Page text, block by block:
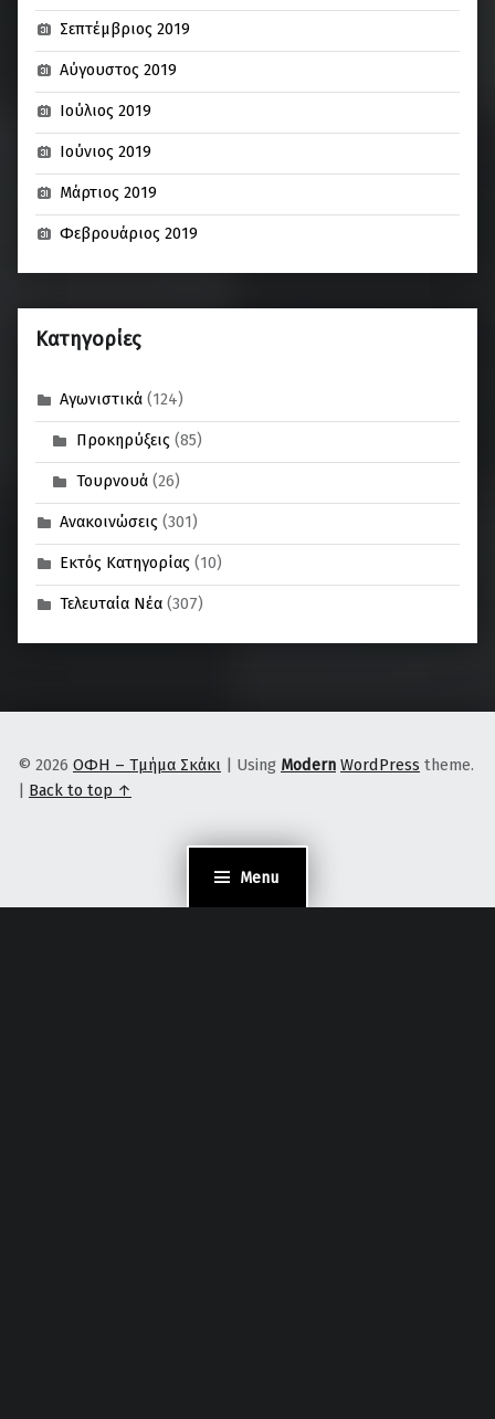
Menu
Σεπτέμβριος 2019
Αύγουστος 2019
Ιούλιος 2019
Ιούνιος 2019
Μάρτιος 2019
Φεβρουάριος 2019
Kατηγορίες
Αγωνιστικά (124)
Προκηρύξεις(85)
Τουρνουά(26)
Ανακοινώσεις (301)
Εκτός Κατηγορίας (10)
Τελευταία Νέα (307)
© 2026 ΟΦΗ – Τμήμα Σκάκι | Using Modern WordPress theme.
| Back to top ↑